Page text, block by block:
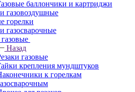
баллончики и картриджи
газовоздушные
горелки
газосварочные
Назад
газовые
крепления мундштуков
к горелкам